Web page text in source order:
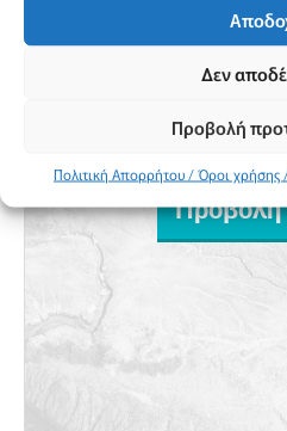
Δεν
Προβολή
Πολιτική Απορρήτου / Όροι χρήσης
Προβολή